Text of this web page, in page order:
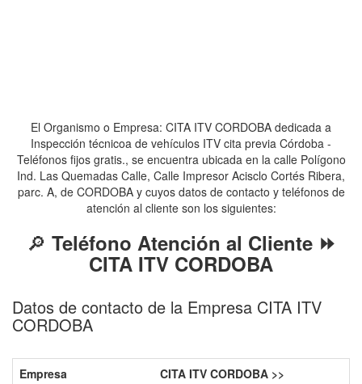
El Organismo o Empresa: CITA ITV CORDOBA dedicada a
Inspección técnicoa de vehículos ITV cita previa Córdoba -
Teléfonos fijos gratis., se encuentra ubicada en la calle Polígono
Ind. Las Quemadas Calle, Calle Impresor Acisclo Cortés Ribera,
parc. A, de CORDOBA y cuyos datos de contacto y teléfonos de
atención al cliente son los siguientes:
🔎 Teléfono Atención al Cliente ⏩
CITA ITV CORDOBA
Datos de contacto de la Empresa CITA ITV
CORDOBA
Empresa
CITA ITV CORDOBA >>